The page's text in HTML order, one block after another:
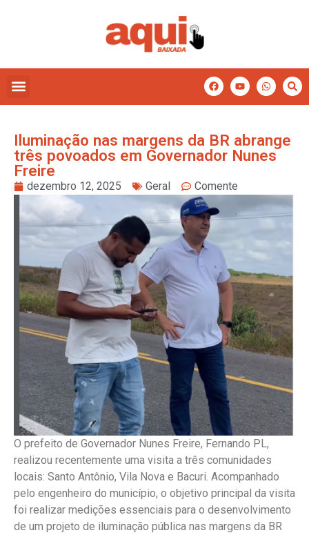
Iluminação nas margens da BR abrange
três povoados em Governador Nunes
Freire
dezembro 12, 2025 Geral Comente
O prefeito de Governador Nunes Freire, Fernando PL,
realizou recentemente uma visita a três comunidades
locais: Santo Antônio, Vila Nova e Bacuri. Acompanhado
pelo engenheiro do município, o objetivo principal da visita
foi realizar medições essenciais para o desenvolvimento
de um projeto de iluminação pública nas margens da BR